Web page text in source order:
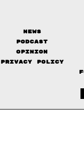
News
Podcast
Opinion
Privacy Policy